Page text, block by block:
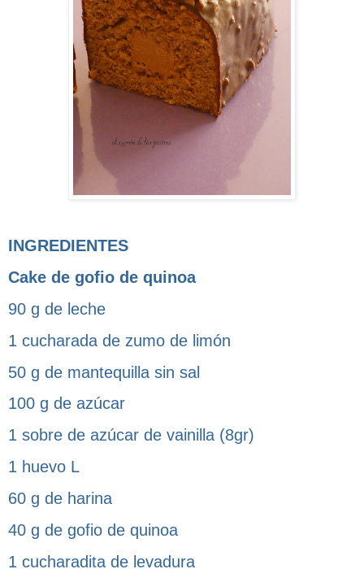
INGREDIENTES
Cake de gofio de quinoa
90 g de leche
1 cucharada de zumo de limón
50 g de mantequilla sin sal
100 g de azúcar
1 sobre de azúcar de vainilla (8gr)
1 huevo L
60 g de harina
40 g de gofio de quinoa
1 cucharadita de levadura